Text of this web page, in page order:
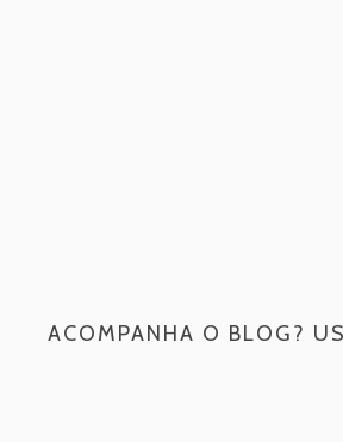
ACOMPANHA O BLOG?